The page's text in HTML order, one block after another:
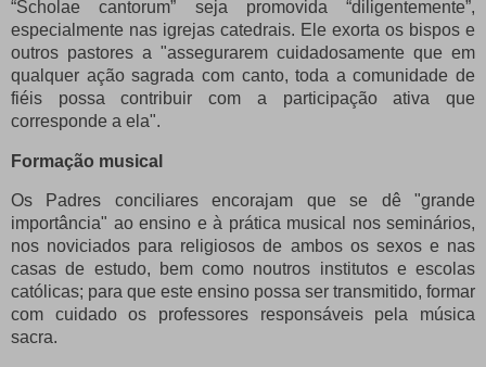
“Scholae cantorum” seja promovida “diligentemente”,
especialmente nas igrejas catedrais. Ele exorta os bispos e
outros pastores a "assegurarem cuidadosamente que em
qualquer ação sagrada com canto, toda a comunidade de
fiéis possa contribuir com a participação ativa que
corresponde a ela".
Formação musical
Os Padres conciliares encorajam que se dê "grande
importância" ao ensino e à prática musical nos seminários,
nos noviciados para religiosos de ambos os sexos e nas
casas de estudo, bem como noutros institutos e escolas
católicas; para que este ensino possa ser transmitido, formar
com cuidado os professores responsáveis ​​pela música
sacra.